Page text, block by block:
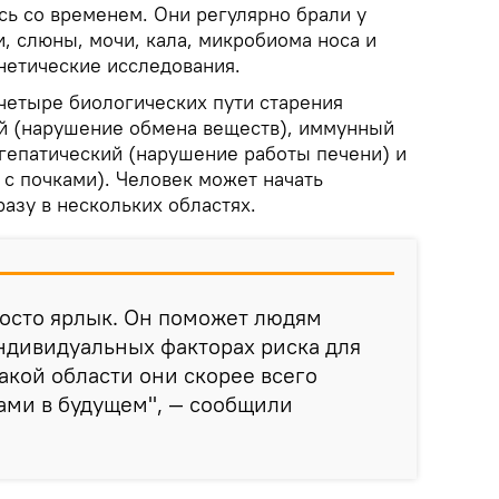
со временем. Они регулярно брали у
слюны, мочи, кала, микробиома носа и
исследования.
биологических пути старения
(нарушение обмена веществ), иммунный
(нарушение работы печени) и
почками). Человек может начать
в нескольких областях.
ярлык. Он поможет людям
факторах риска для
области они скорее всего
в будущем", — сообщили